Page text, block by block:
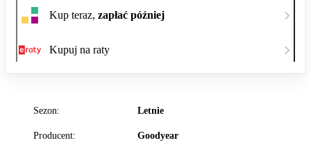
Sezon: Letnie
Producent: Goodyear
Kup teraz, zapłać później
Kupuj na raty